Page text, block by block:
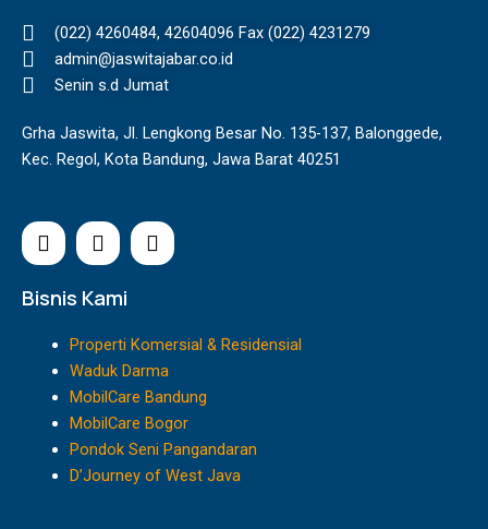
(022) 4260484, 42604096 Fax (022) 4231279
admin@jaswitajabar.co.id
Senin s.d Jumat
Grha Jaswita, Jl. Lengkong Besar No. 135-137, Balonggede,
Kec. Regol, Kota Bandung, Jawa Barat 40251
I
n
t
g
m
F
a
e
o
o
k
Y
o
b
e
Bisnis Kami
Properti Komersial & Residensial
Waduk Darma
MobilCare Bandung
MobilCare Bogor
Pondok Seni Pangandaran
D’Journey of West Java